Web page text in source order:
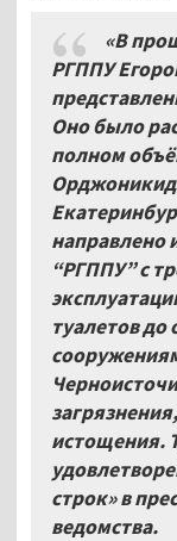
«В
РГППУ
Оно было
полном
направлено
“РГППУ” с
туалетов до
истощения.
строк» в
ведомства.